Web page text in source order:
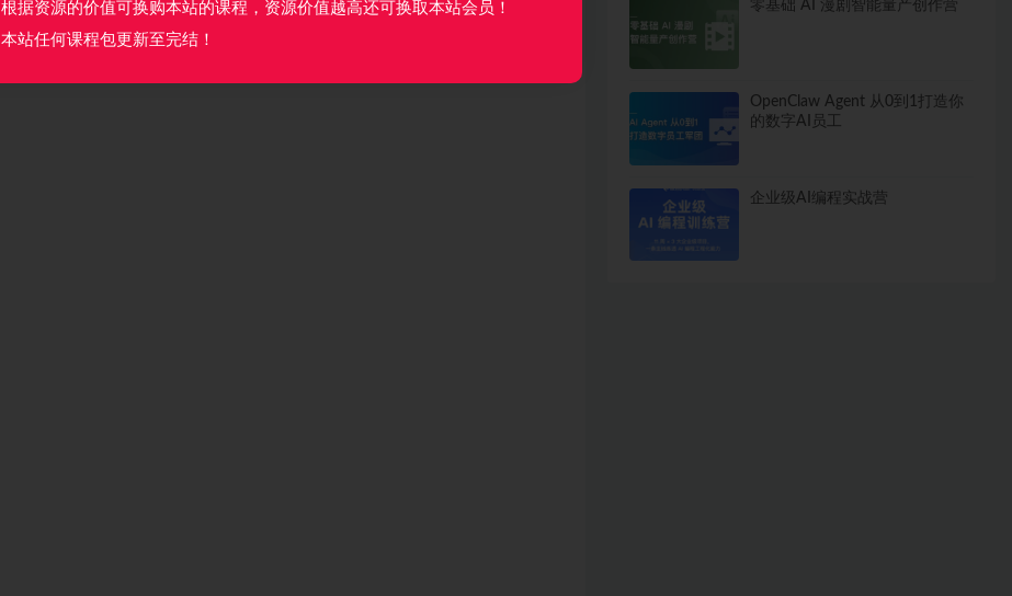
零基础 AI 漫剧智能量产创作营
OpenClaw Agent 从0到1打造你
的数字AI员工
企业级AI编程实战营
根据资源的价值可换购本站的课程，资源价值越高还可换取本站会员！
本站任何课程包更新至完结！